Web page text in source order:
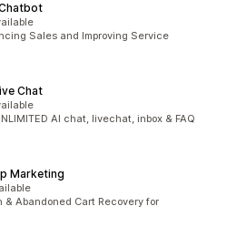
Sales and Improving Service
Chat
AI chat, livechat, inbox & FAQ
Marketing
& Abandoned Cart Recovery for